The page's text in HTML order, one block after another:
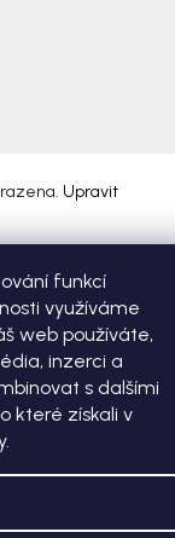
funkcí
využíváme
web používáte,
inzerci a
s dalšími
které získali v
Upravit